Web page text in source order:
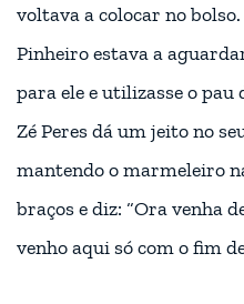
voltava a colocar no
Pinheiro estava a
para ele e utilizasse o
Zé Peres dá um jeito no
mantendo o marmeleiro
braços e diz: “Ora venha
venho aqui só com o fim